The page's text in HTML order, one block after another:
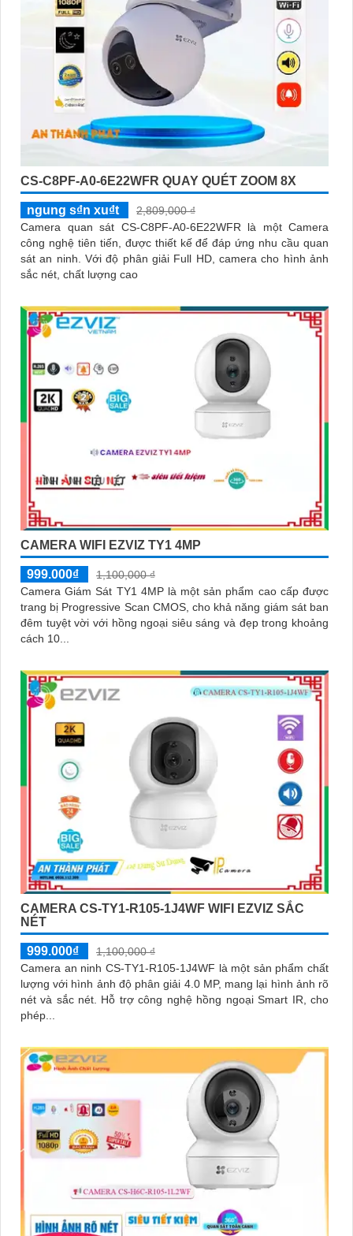
CS-C8PF-A0-6E22WFR QUAY QUÉT ZOOM 8X
ngung s₫n xu₫t
2,809,000 ₫
Camera quan sát CS-C8PF-A0-6E22WFR là một Camera
công nghệ tiên tiến, được thiết kế để đáp ứng nhu cầu quan
sát an ninh. Với độ phân giải Full HD, camera cho hình ảnh
sắc nét, chất lượng cao
CAMERA WIFI EZVIZ TY1 4MP
999.000₫
1,100,000 ₫
Camera Giám Sát TY1 4MP là một sản phẩm cao cấp được
trang bị Progressive Scan CMOS, cho khả năng giám sát ban
đêm tuyệt vời với hồng ngoại siêu sáng và đẹp trong khoảng
cách 10...
CAMERA CS-TY1-R105-1J4WF WIFI EZVIZ SẮC
NÉT
999.000₫
1,100,000 ₫
Camera an ninh CS-TY1-R105-1J4WF là một sản phẩm chất
lượng với hình ảnh độ phân giải 4.0 MP, mang lại hình ảnh rõ
nét và sắc nét. Hỗ trợ công nghệ hồng ngoại Smart IR, cho
phép...